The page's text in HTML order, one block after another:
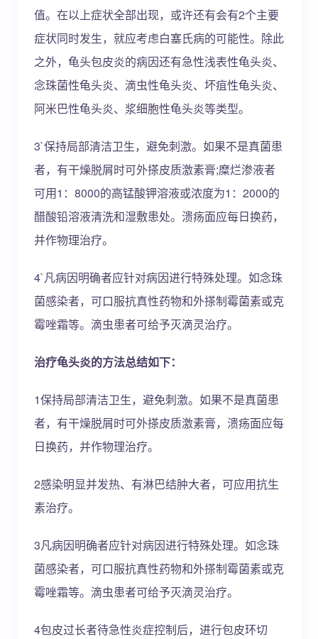
值。在以上症状全部出现，或许还有会有2个主要
症状同时发生，就应考虑白塞氏病的可能性。除此
之外，龟头包皮炎的病因还有急性浅表性龟头炎、
念珠菌性龟头炎、滴虫性龟头炎、坏疽性龟头炎、
阿米巴性龟头炎、浆细胞性龟头炎等类型。
3`保持局部清洁卫生，避免刺激。如果不是真菌患
者，有干燥脱屑时可外搽皮质激素膏;糜烂渗液者
可用1：8000的高锰酸钾溶液或浓度为1：2000的
醋酸铅溶液清洗和湿敷患处。溃疡面应每日换药，
并作物理治疗。
4`凡病因明确者应针对病因进行特殊处理。如念珠
菌感染者，可口服抗真性药物和外搽制霉菌素或克
霉唑霜等。滴虫患者可给予灭滴灵治疗。
治疗龟头炎的方法总结如下：
1保持局部清洁卫生，避免刺激。如果不是真菌患
者，有干燥脱屑时可外搽皮质激素膏，溃疡面应每
日换药，并作物理治疗。
2感染明显并发热、有淋巴结肿大者，可应用抗生
素治疗。
3凡病因明确者应针对病因进行特殊处理。如念珠
菌感染者，可口服抗真性药物和外搽制霉菌素或克
霉唑霜等。滴虫患者可给予灭滴灵治疗。
4包皮过长者待急性炎症控制后，进行包皮环切